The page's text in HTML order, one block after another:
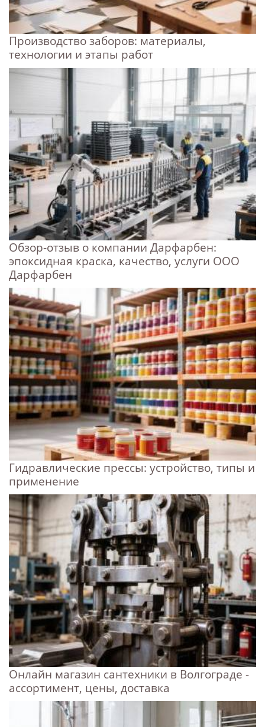
Производство заборов: материалы,
технологии и этапы работ
Обзор-отзыв о компании Дарфарбен:
эпоксидная краска, качество, услуги ООО
Дарфарбен
Гидравлические прессы: устройство, типы и
применение
Онлайн магазин сантехники в Волгограде -
ассортимент, цены, доставка